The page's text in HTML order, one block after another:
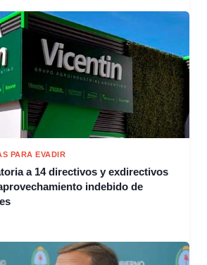
PARA EVADIR
a 14 directivos y exdirectivos
indebido de